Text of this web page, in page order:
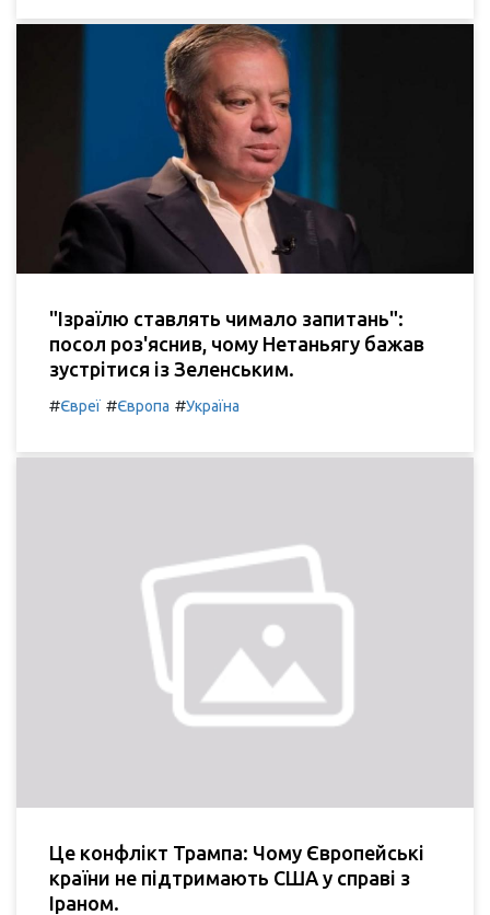
"Ізраїлю ставлять чимало запитань":
посол роз'яснив, чому Нетаньягу бажав
зустрітися із Зеленським.
#Євреї #Європа #Україна
Це конфлікт Трампа: Чому Європейські
країни не підтримають США у справі з
Іраном.